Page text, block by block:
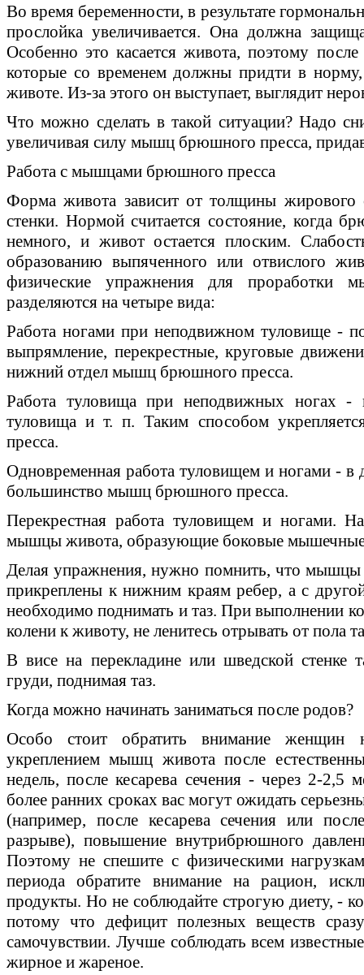
Во время беременности, в результате
прослойка увеличивается. Она должна
Особенно это касается живота, поэтому
которые со временем должны придти в
животе. Из-за этого он выступает, выглядит
Что можно сделать в такой ситуации? Надо
увеличивая силу мышц брюшного пресса,
Работа с мышцами брюшного пресса
Форма живота зависит от толщины
стенки. Нормой считается состояние, когда
немного, и живот остается плоским.
образованию выпяченного или отвислого
физические упражнения для проработки
разделяются на четыре вида:
Работа ногами при неподвижном туловище -
выпрямление, перекрестные, круговые
нижний отдел мышц брюшного пресса.
Работа туловища при неподвижных ногах -
туловища и т. п. Таким способом
пресса.
Одновременная работа туловищем и ногами - в
большинство мышц брюшного пресса.
Перекрестная работа туловищем и ногами.
мышцы живота, образующие боковые
Делая упражнения, нужно помнить, что
прикреплены к нижним краям ребер, а с
необходимо поднимать и таз. При выполнении
колени к животу, не ленитесь отрывать от пола
В висе на перекладине или шведской стенке
груди, поднимая таз.
Когда можно начинать заниматься после родов?
Особо стоит обратить внимание женщин
укреплением мышц живота после
недель, после кесарева сечения - через 2-2,5
более ранних сроках вас могут ожидать
(например, после кесарева сечения или
разрыве), повышение внутрибрюшного
Поэтому не спешите с физическими
периода обратите внимание на рацион,
продукты. Но не соблюдайте строгую диету, -
потому что дефицит полезных веществ
самочувствии. Лучше соблюдать всем
жирное и жареное.